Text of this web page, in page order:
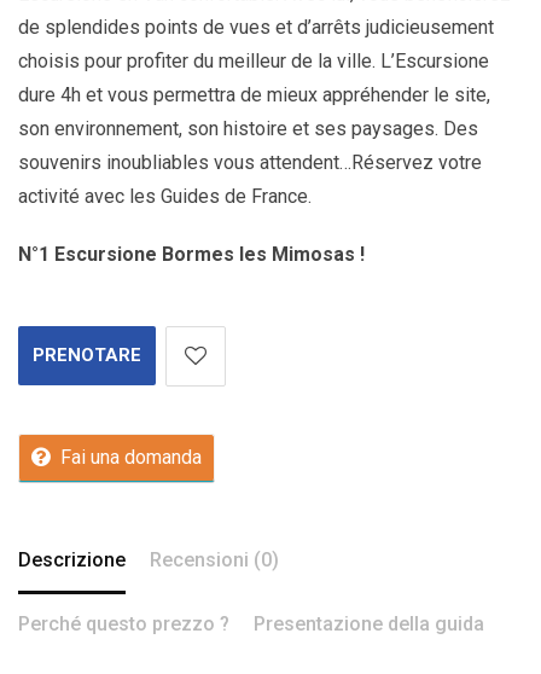
de splendides points de vues et d’arrêts judicieusement
choisis pour profiter du meilleur de la ville. L’Escursione
dure 4h et vous permettra de mieux appréhender le site,
son environnement, son histoire et ses paysages. Des
souvenirs inoubliables vous attendent…Réservez votre
activité avec les Guides de France.
N°1 Escursione Bormes les Mimosas !
PRENOTARE
Fai una domanda
Descrizione Recensioni (0)
Perché questo prezzo ? Presentazione della guida